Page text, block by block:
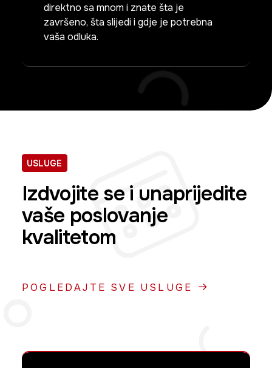
direktno sa mnom i znate šta je
završeno, šta slijedi i gdje je potrebna
vaša odluka.
USLUGE
Izdvojite se i unaprijedite
vaše poslovanje
kvalitetom
POGLEDAJTE SVE USLUGE